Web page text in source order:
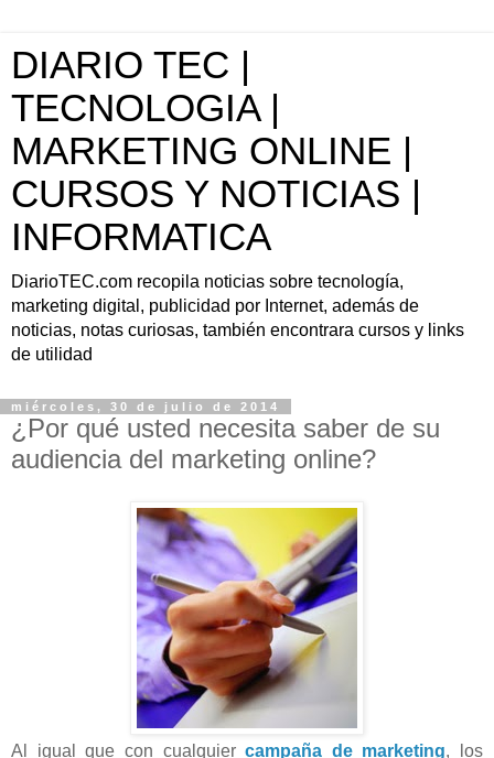
DIARIO TEC |
TECNOLOGIA |
MARKETING ONLINE |
CURSOS Y NOTICIAS |
INFORMATICA
DiarioTEC.com recopila noticias sobre tecnología,
marketing digital, publicidad por Internet, además de
noticias, notas curiosas, también encontrara cursos y links
de utilidad
miércoles, 30 de julio de 2014
¿Por qué usted necesita saber de su
audiencia del marketing online?
Al igual que con cualquiercampaña de marketing, los